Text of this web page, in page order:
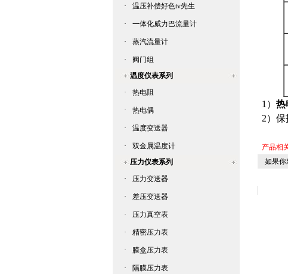
· 温压补偿好色tv先生
· 一体化威力巴流量计
· 蒸汽流量计
·
阀门组
温度仪表系列
·
热电阻
· 热电偶
· 温度变送器
·
双金属温度计
压力仪表系列
·
压力变送器
· 差压变送器
· 压力真空表
· 精密压力表
· 膜盒压力表
· 隔膜压力表
1 ） 热
2）
产品相关
如果你